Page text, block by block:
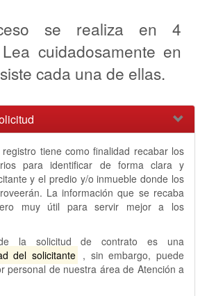
se realiza en 4
cuidadosamente en
cada una de ellas.
tiene como finalidad recabar los
para identificar de forma clara y
y el predio y/o inmueble donde los
La información que se recaba
muy útil para servir mejor a los
la solicitud de contrato es una
del solicitante , sin embargo, puede
personal de nuestra área de Atención a